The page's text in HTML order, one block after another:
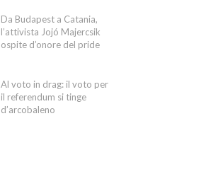
Da Budapest a Catania,
l’attivista Jojó Majercsik
ospite d’onore del pride
Al voto in drag: il voto per
il referendum si tinge
d’arcobaleno